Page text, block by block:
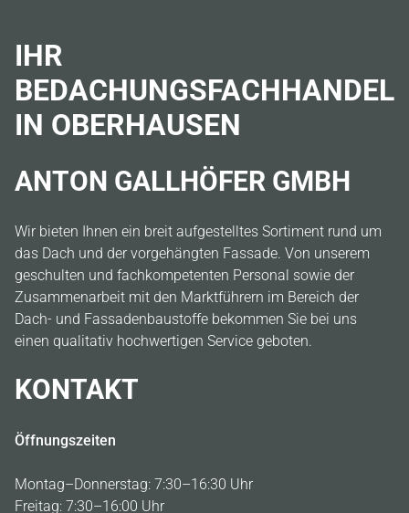
IHR
BEDACHUNGSFACHHANDEL
IN OBERHAUSEN
ANTON GALLHÖFER GMBH
Wir bieten Ihnen ein breit aufgestelltes Sortiment rund um
das Dach und der vorgehängten Fassade. Von unserem
geschulten und fachkompetenten Personal sowie der
Zusammenarbeit mit den Marktführern im Bereich der
Dach- und Fassadenbaustoffe bekommen Sie bei uns
einen qualitativ hochwertigen Service geboten.
KONTAKT
Öffnungszeiten
Montag–Donnerstag: 7:30–16:30 Uhr
Freitag: 7:30–16:00 Uhr